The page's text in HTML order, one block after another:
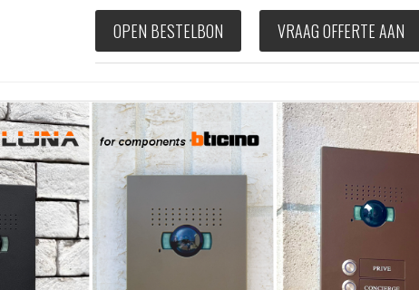
OPEN BESTELBON VRAAG OFFERTE AAN